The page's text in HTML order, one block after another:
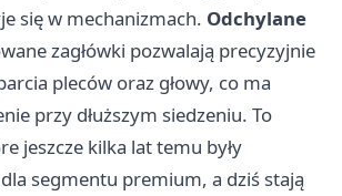
się w mechanizmach. Odchylane
zagłówki pozwalają precyzyjnie
pleców oraz głowy, co ma
przy dłuższym siedzeniu. To
jeszcze kilka lat temu były
segmentu premium, a dziś stają